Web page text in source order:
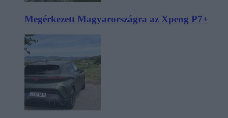
Megérkezett Magyarországra az Xpeng P7+